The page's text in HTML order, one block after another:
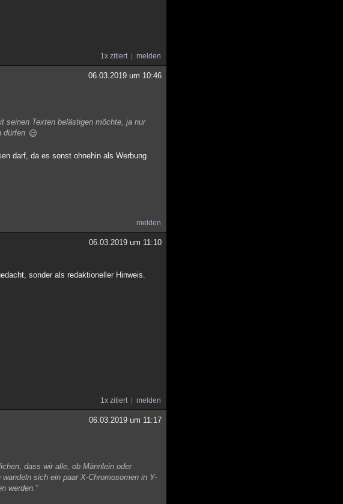
1x zitiert melden
06.03.2019 um 10:46
seinen Texten belästigen möchte, ja nur
dürfen
darf, da es sonst ohnehin als Werbung
melden
06.03.2019 um 11:10
sonder als redaktioneller Hinweis.
1x zitiert melden
06.03.2019 um 11:17
dass wir alle, ob Männlein oder
sich ein paar X-Chromosomen in Y-
werden."